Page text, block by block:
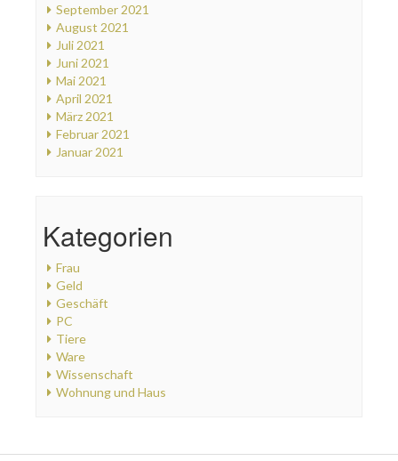
September 2021
August 2021
Juli 2021
Juni 2021
Mai 2021
April 2021
März 2021
Februar 2021
Januar 2021
Kategorien
Frau
Geld
Geschäft
PC
Tiere
Ware
Wissenschaft
Wohnung und Haus